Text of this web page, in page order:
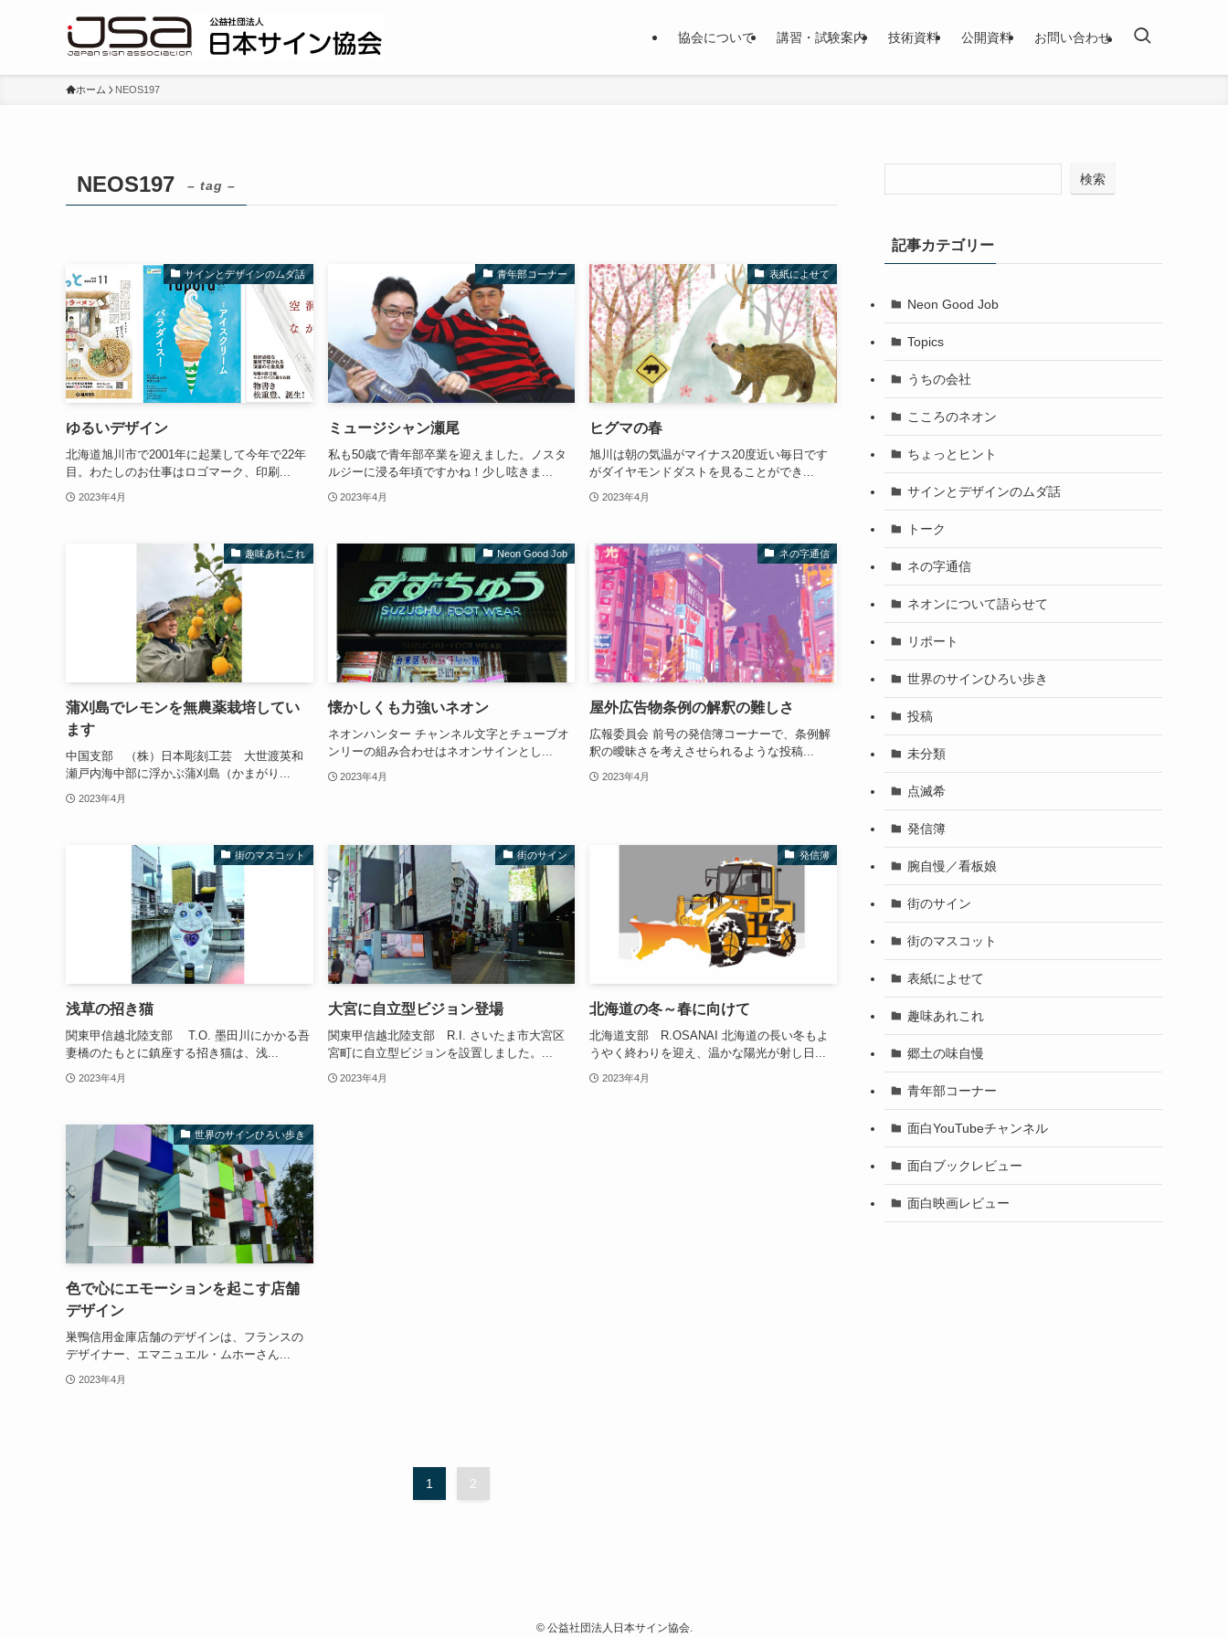
協会について 講習・試験案内 技術資料 公開資料 お問い合わせ
ホーム NEOS197
NEOS197 – tag –
サインとデザインのムダ話
ゆるいデザイン
北海道旭川市で2001年に起業して今年で22年
目。わたしのお仕事はロゴマーク、印刷...
2023年4月
青年部コーナー
ミュージシャン瀬尾
私も50歳で青年部卒業を迎えました。ノスタ
ルジーに浸る年頃ですかね！少し呟きま...
2023年4月
表紙によせて
ヒグマの春
旭川は朝の気温がマイナス20度近い毎日です
がダイヤモンドダストを見ることができ...
2023年4月
趣味あれこれ
蒲刈島でレモンを無農薬栽培してい
ます
中国支部 （株）日本彫刻工芸 大世渡英和
瀬戸内海中部に浮かぶ蒲刈島（かまがり...
2023年4月
Neon Good Job
懐かしくも力強いネオン
ネオンハンター チャンネル文字とチューブオ
ンリーの組み合わせはネオンサインとし...
2023年4月
ネの字通信
屋外広告物条例の解釈の難しさ
広報委員会 前号の発信簿コーナーで、条例解
釈の曖昧さを考えさせられるような投稿...
2023年4月
街のマスコット
浅草の招き猫
関東甲信越北陸支部 T.O. 墨田川にかかる吾
妻橋のたもとに鎮座する招き猫は、浅...
2023年4月
街のサイン
大宮に自立型ビジョン登場
関東甲信越北陸支部 R.I. さいたま市大宮区
宮町に自立型ビジョンを設置しました。...
2023年4月
発信簿
北海道の冬～春に向けて
北海道支部 R.OSANAI 北海道の長い冬もよ
うやく終わりを迎え、温かな陽光が射し日...
2023年4月
世界のサインひろい歩き
色で心にエモーションを起こす店舗
デザイン
巣鴨信用金庫店舗のデザインは、フランスの
デザイナー、エマニュエル・ムホーさん...
2023年4月
1 2
検索
記事カテゴリー
Neon Good Job
Topics
うちの会社
こころのネオン
ちょっとヒント
サインとデザインのムダ話
トーク
ネの字通信
ネオンについて語らせて
リポート
世界のサインひろい歩き
投稿
未分類
点滅希
発信簿
腕自慢／看板娘
街のサイン
街のマスコット
表紙によせて
趣味あれこれ
郷土の味自慢
青年部コーナー
面白YouTubeチャンネル
面白ブックレビュー
面白映画レビュー
©公益社団法人日本サイン協会.